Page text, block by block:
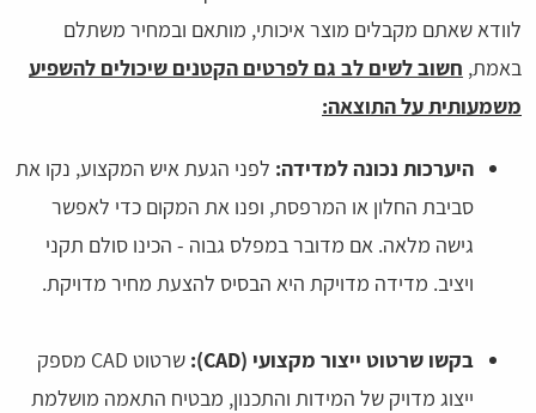
לוודא שאתם מקבלים מוצר איכותי, מותאם ובמחיר משתלם
באמת, חשוב לשים לב גם לפרטים הקטנים שיכולים להשפיע
משמעותית על התוצאה:
היערכות נכונה למדידה: לפני הגעת איש המקצוע, נקו את
סביבת החלון או המרפסת, ופנו את המקום כדי לאפשר
גישה מלאה. אם מדובר במפלס גבוה - הכינו סולם תקני
ויציב. מדידה מדויקת היא הבסיס להצעת מחיר מדויקת.
בקשו שרטוט ייצור מקצועי (CAD):
שרטוט CAD מספק
ייצוג מדויק של המידות והתכנון, מבטיח התאמה מושלמת